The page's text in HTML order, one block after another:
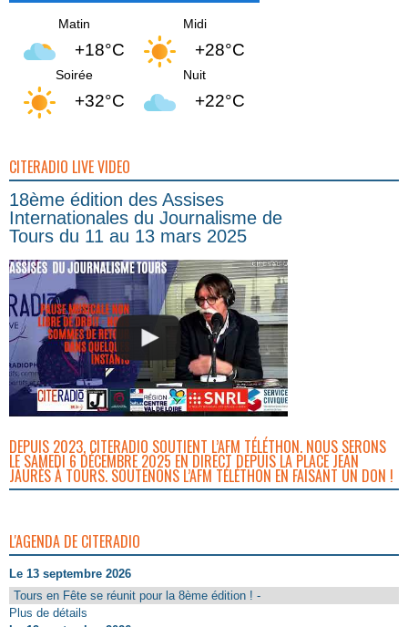
Matin
+18°C
Midi
+28°C
Soirée
+32°C
Nuit
+22°C
CITERADIO LIVE VIDEO
18ème édition des Assises
Internationales du Journalisme de
Tours du 11 au 13 mars 2025
DEPUIS 2023, CITERADIO SOUTIENT L’AFM TÉLÉTHON. NOUS SERONS
LE SAMEDI 6 DÉCEMBRE 2025 EN DIRECT DEPUIS LA PLACE JEAN
JAURÈS À TOURS. SOUTENONS L’AFM TÉLÉTHON EN FAISANT UN DON !
L'AGENDA DE CITERADIO
Le 13 septembre 2026
Tours en Fête se réunit pour la 8ème édition ! -
Plus de détails